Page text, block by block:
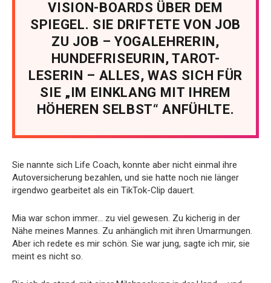
VISION-BOARDS ÜBER DEM
SPIEGEL. SIE DRIFTETE VON JOB
ZU JOB – YOGALEHRERIN,
HUNDEFRISEURIN, TAROT-
LESERIN – ALLES, WAS SICH FÜR
SIE „IM EINKLANG MIT IHREM
HÖHEREN SELBST“ ANFÜHLTE.
Sie nannte sich Life Coach, konnte aber nicht einmal ihre
Autoversicherung bezahlen, und sie hatte noch nie länger
irgendwo gearbeitet als ein TikTok-Clip dauert.
Mia war schon immer… zu viel gewesen. Zu kicherig in der
Nähe meines Mannes. Zu anhänglich mit ihren Umarmungen.
Aber ich redete es mir schön. Sie war jung, sagte ich mir, sie
meint es nicht so.